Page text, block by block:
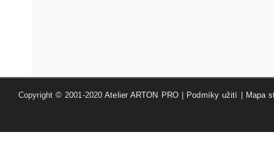
Copyright © 2001-2020Atelier ARTON PRO| Podmíky užití Mapa